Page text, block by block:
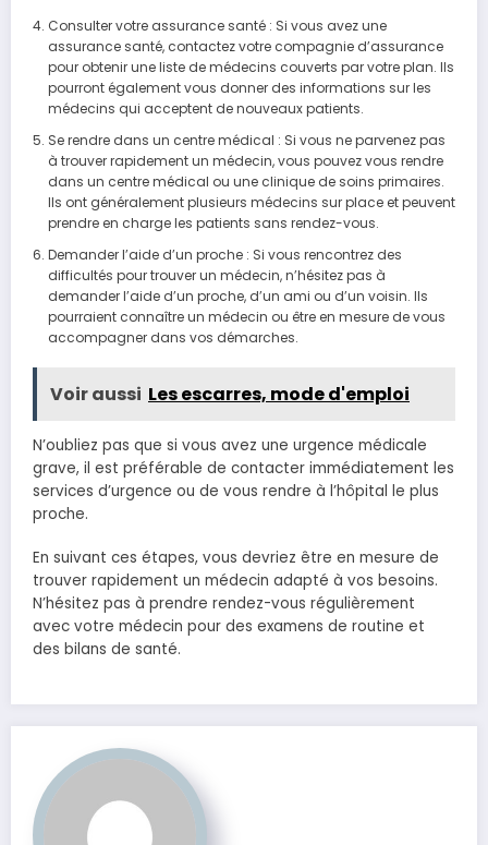
Consulter votre assurance santé : Si vous avez une
assurance santé, contactez votre compagnie d’assurance
pour obtenir une liste de médecins couverts par votre plan. Ils
pourront également vous donner des informations sur les
médecins qui acceptent de nouveaux patients.
Se rendre dans un centre médical : Si vous ne parvenez pas
à trouver rapidement un médecin, vous pouvez vous rendre
dans un centre médical ou une clinique de soins primaires.
Ils ont généralement plusieurs médecins sur place et peuvent
prendre en charge les patients sans rendez-vous.
Demander l’aide d’un proche : Si vous rencontrez des
difficultés pour trouver un médecin, n’hésitez pas à
demander l’aide d’un proche, d’un ami ou d’un voisin. Ils
pourraient connaître un médecin ou être en mesure de vous
accompagner dans vos démarches.
Voir aussi Les escarres, mode d'emploi
N’oubliez pas que si vous avez une urgence médicale
grave, il est préférable de contacter immédiatement les
services d’urgence ou de vous rendre à l’hôpital le plus
proche.
En suivant ces étapes, vous devriez être en mesure de
trouver rapidement un médecin adapté à vos besoins.
N’hésitez pas à prendre rendez-vous régulièrement
avec votre médecin pour des examens de routine et
des bilans de santé.